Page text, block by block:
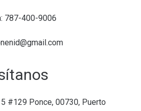
787-400-9006
#129 Ponce, 00730, Puerto